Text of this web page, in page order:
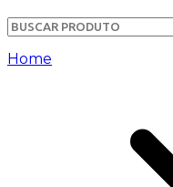
Home